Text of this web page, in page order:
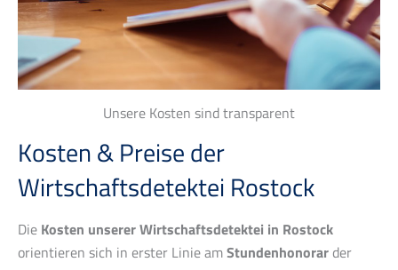
Unsere Kosten sind transparent
Kosten & Preise der
Wirtschaftsdetektei Rostock
Die Kosten unserer Wirtschaftsdetektei in Rostock
orientieren sich in erster Linie amStundenhonorarder